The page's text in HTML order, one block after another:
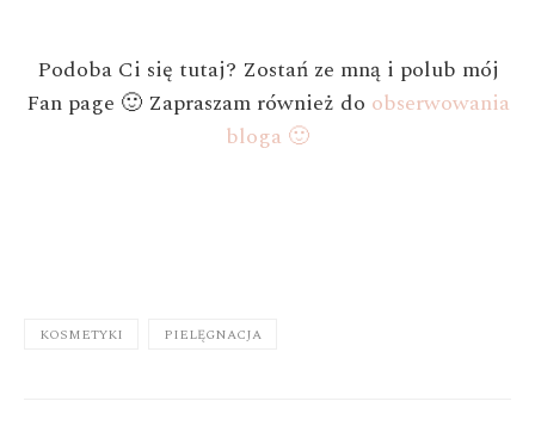
Podoba Ci się tutaj? Zostań ze mną i polub mój
Fan page 🙂 Zapraszam również do obserwowania
bloga 🙂
KOSMETYKI PIELĘGNACJA